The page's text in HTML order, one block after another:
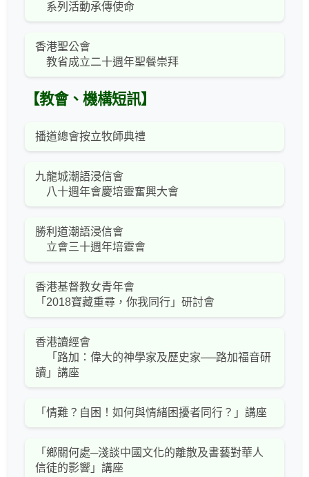
系列活動承傳使命
香港聖公會
教省成立二十週年聖餐崇拜
【教會、機構短訊】
播道總會按立牧師典禮
九龍城潮語浸信會
八十週年會慶培靈奮興大會
勝利道潮語浸信會
立會三十週年培靈會
香港基督教女青年會
「2018寶藏重尋，你我同行」研討會
香港讀經會
「路加：偉大的神學家及歷史家──路加福音研
讀」講座
「情難？自困！如何與情緒困擾者同行？」講座
「鄉關何處─淺談中國文化的離散及書藝對華人
信徒的影響」講座